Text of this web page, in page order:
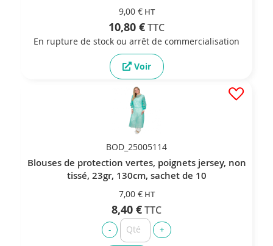
9,00 €
10,80 €
En rupture de stock ou arrêt de commercialisation
Voir
BOD_25005114
Blouses de protection vertes, poignets jersey, non
tissé, 23gr, 130cm, sachet de 10
7,00 €
8,40 €